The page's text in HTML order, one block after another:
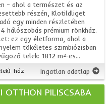
– ahol a természet és az
részén, Klotildliget
egy minden részletében
hálószobás prémium rönkház.
ez egy életforma, ahol a
tökéletes szimbiózisban
telek: 1812 m²-es...
ház Ingatlan adatlap
OTTHON PILISCSABA